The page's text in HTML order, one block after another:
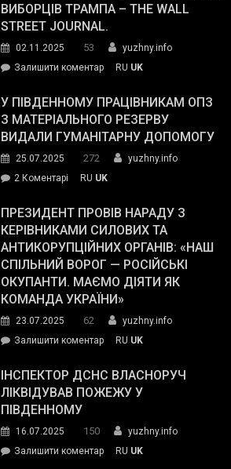
ВИБОРЦІВ ТРАМПА – THE WALL
STREET JOURNAL.
02.11.2025 53
yuzhny.info
Залишити коментарon
завойовує
симпатії
виборців
The
Street
Journal.
RU UK
У ПІВДЕННОМУ ПРАЦІВНИКАМ ОПЗ
З МАТЕРІАЛЬНОГО РЕЗЕРВУ
ВИДАЛИ ГУМАНІТАРНУ ДОПОМОГУ
25.07.2025 272
yuzhny.info
2 Коментарі
Південному
працівникам
ОПЗ
з
матеріального
резерву
гуманітарну
допомогу
RU UK
ПРЕЗИДЕНТ ПРОВІВ НАРАДУ З
КЕРІВНИКАМИ СИЛОВИХ ТА
АНТИКОРУПЦІЙНИХ ОРГАНІВ: «НАШ
СПІЛЬНИЙ ВОРОГ — РОСІЙСЬКІ
ОКУПАНТИ. МАЄМО ДІЯТИ ЯК
КОМАНДА УКРАЇНИ»
23.07.2025 62
yuzhny.info
Залишити коментарon
провів
нараду
силових
та
RU UK
ІНСПЕКТОР ДСНС ВЛАСНОРУЧ
ЛІКВІДУВАВ ПОЖЕЖУ У
ПІВДЕННОМУ
16.07.2025 150
yuzhny.info
Залишити коментарon
RU UK